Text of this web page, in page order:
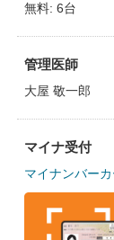
無料: 6台
管理医師
大屋 敬一郎
マイナ受付
マイナンバー